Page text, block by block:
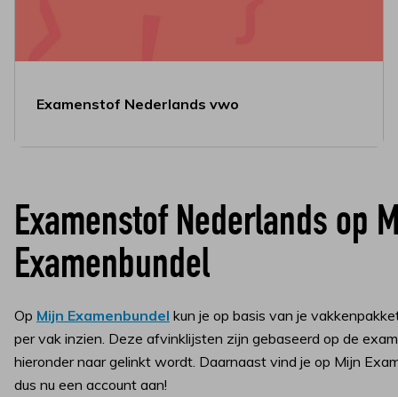
Examenstof Nederlands vwo
Examenstof Nederlands op
Examenbundel
Op Mijn Examenbundel kun je op basis van je
per vak inzien. Deze afvinklijsten zijn gebaseerd op de
hieronder naar gelinkt wordt. Daarnaast vind je op Mijn
dus nu een account aan!